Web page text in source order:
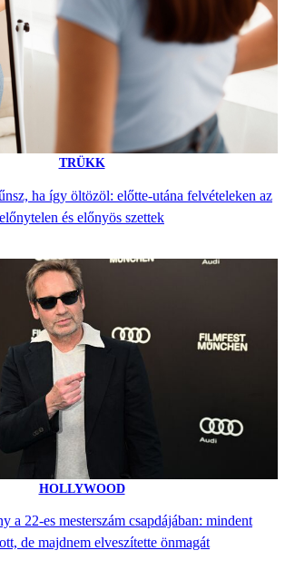
TRÜKK
ha így öltözöl: előtte-utána felvételeken az
előnytelen és előnyös szettek
HOLLYWOOD
a 22-es mesterszám csapdájában: mindent
de majdnem elveszítette önmagát